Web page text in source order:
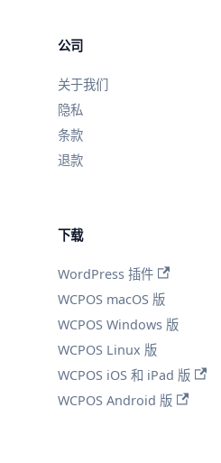
公司
关于我们
隐私
条款
退款
下载
WordPress 插件
WCPOS macOS 版
WCPOS Windows 版
WCPOS Linux 版
WCPOS iOS 和 iPad 版
WCPOS Android 版